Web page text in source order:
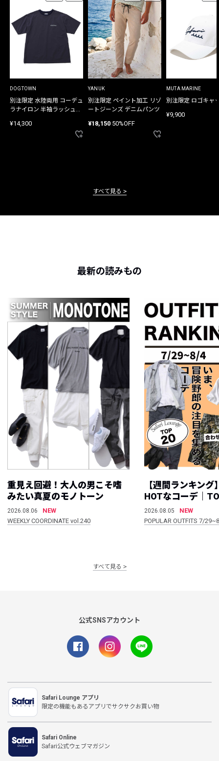
DOGTOWN
別注限定 水陸両用 コーデュ
ラナイロン 半袖ラッシュガ
¥14,300
YANUK
別注限定 ペイント加工 リゾ
ートジーンズ デニムパンツ
¥18,150 50%OFF
MUTA MARINE
別注限定 ロゴキャ
¥9,900
すべて見る
最新の読みもの
重見え回避！大人の男こそ嗜
みたい真夏のモノトーン
2026.08.06
NEW
WEEKLY COORDINATE vol.240
【週間ランキング
HOTなコーデ｜
2026.08.05
NEW
POPULAR OUTFITS 7/
すべて見る
公式SNSアカウント
Safari Lounge アプリ
限定の機能もあるアプリでサクサクお買い物
Safari Online
Safari公式ウェブマガジン